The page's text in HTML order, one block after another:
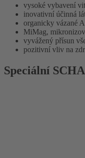
vysoké vybavení
inovativní účinná
organicky vázané
MiMag,
vyvážený přísun
pozitivní vliv na
Speciální